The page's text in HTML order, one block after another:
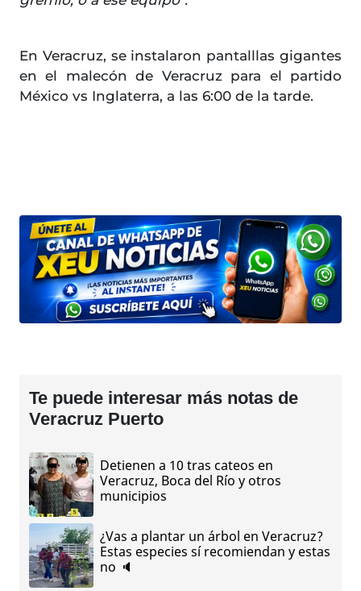
En Veracruz, se instalaron pantalllas gigantes
en el malecón de Veracruz para el partido
México vs Inglaterra, a las 6:00 de la tarde.
Te puede interesar más notas de
Veracruz Puerto
Detienen a 10 tras cateos en
Veracruz, Boca del Río y otros
municipios
¿Vas a plantar un árbol en Veracruz?
Estas especies sí recomiendan y estas
no 🔈